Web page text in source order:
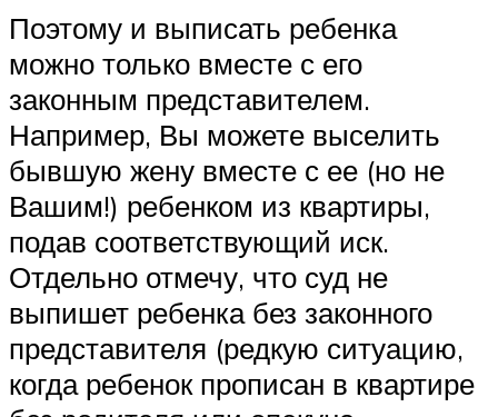
Поэтому и выписать ребенка
можно только вместе с его
законным представителем.
Например, Вы можете выселить
бывшую жену вместе с ее (но не
Вашим!) ребенком из квартиры,
подав соответствующий иск.
Отдельно отмечу, что суд не
выпишет ребенка без законного
представителя (редкую ситуацию,
когда ребенок прописан в квартире